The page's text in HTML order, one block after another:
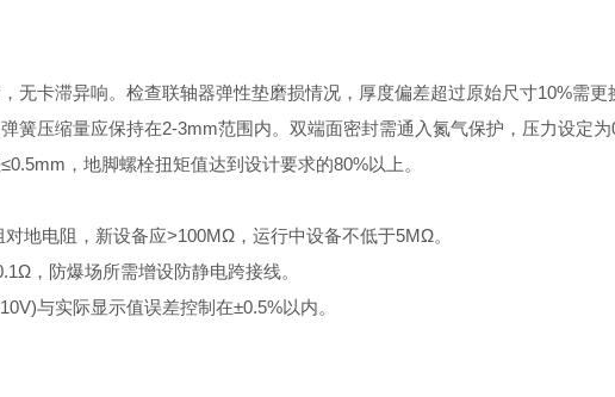
卡滞异响。检查联轴器弹性垫磨损情况，厚度偏差超过原始尺寸10%需更
压缩量应保持在2-3mm范围内。双端面密封需通入氮气保护，压力设定为
，地脚螺栓扭矩值达到设计要求的80%以上。
电阻，新设备应>100MΩ，运行中设备不低于5MΩ。
，防爆场所需增设防静电跨接线。
与实际显示值误差控制在±0.5%以内。